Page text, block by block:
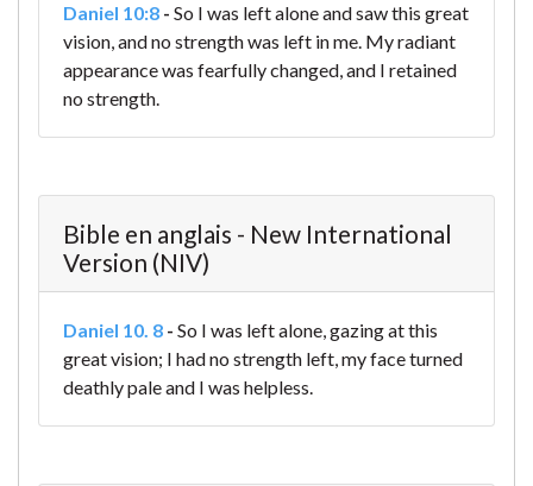
Daniel 10:8 - So I was left alone and saw this great
vision, and no strength was left in me. My radiant
appearance was fearfully changed, and I retained
no strength.
Bible en anglais - New International
Version (NIV)
Daniel 10. 8 - So I was left alone, gazing at this
great vision; I had no strength left, my face turned
deathly pale and I was helpless.